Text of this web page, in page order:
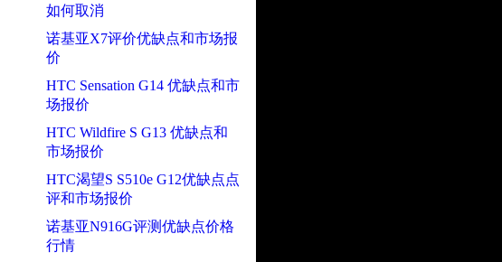
如何取消
诺基亚X7评价优缺点和市场报
价
HTC Sensation G14 优缺点和市
场报价
HTC Wildfire S G13 优缺点和
市场报价
HTC渴望S S510e G12优缺点点
评和市场报价
诺基亚N916G评测优缺点价格
行情